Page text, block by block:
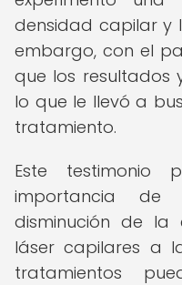
densidad capilar y
embargo, con el
que los resultados
lo que le llevó a
tratamiento.
Este testimonio
importancia de
disminución de
láser capilares a
tratamientos